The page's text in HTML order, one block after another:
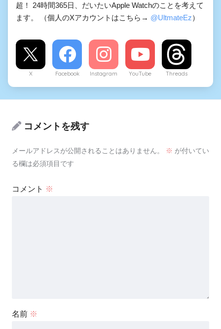
超！ 24時間365日、だいたいApple Watchのことを考えて
ます。 （個人のXアカウントはこちら→ @UltmateEz）
X Facebook Instagram YouTube Threads
コメントを残す
メールアドレスが公開されることはありません。 ※ が付いてい
る欄は必須項目です
コメント ※
名前 ※